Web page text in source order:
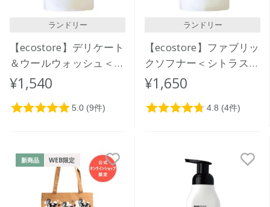
ランドリー
【ecostore】デリケート
＆ウールウォッシュ＜お
しゃれ着用＞リフィルパ
ック1L
¥1,540
ランドリー
【ecostore】ファブリッ
クソフナー＜シトラス＞
リフィルパック1L
¥1,650
新商品 WEB限定